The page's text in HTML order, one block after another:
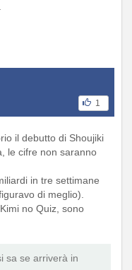
1
il debutto di Shoujiki
le cifre non saranno
in tre settimane
di meglio).
no Quiz, sono
sa se arriverà in